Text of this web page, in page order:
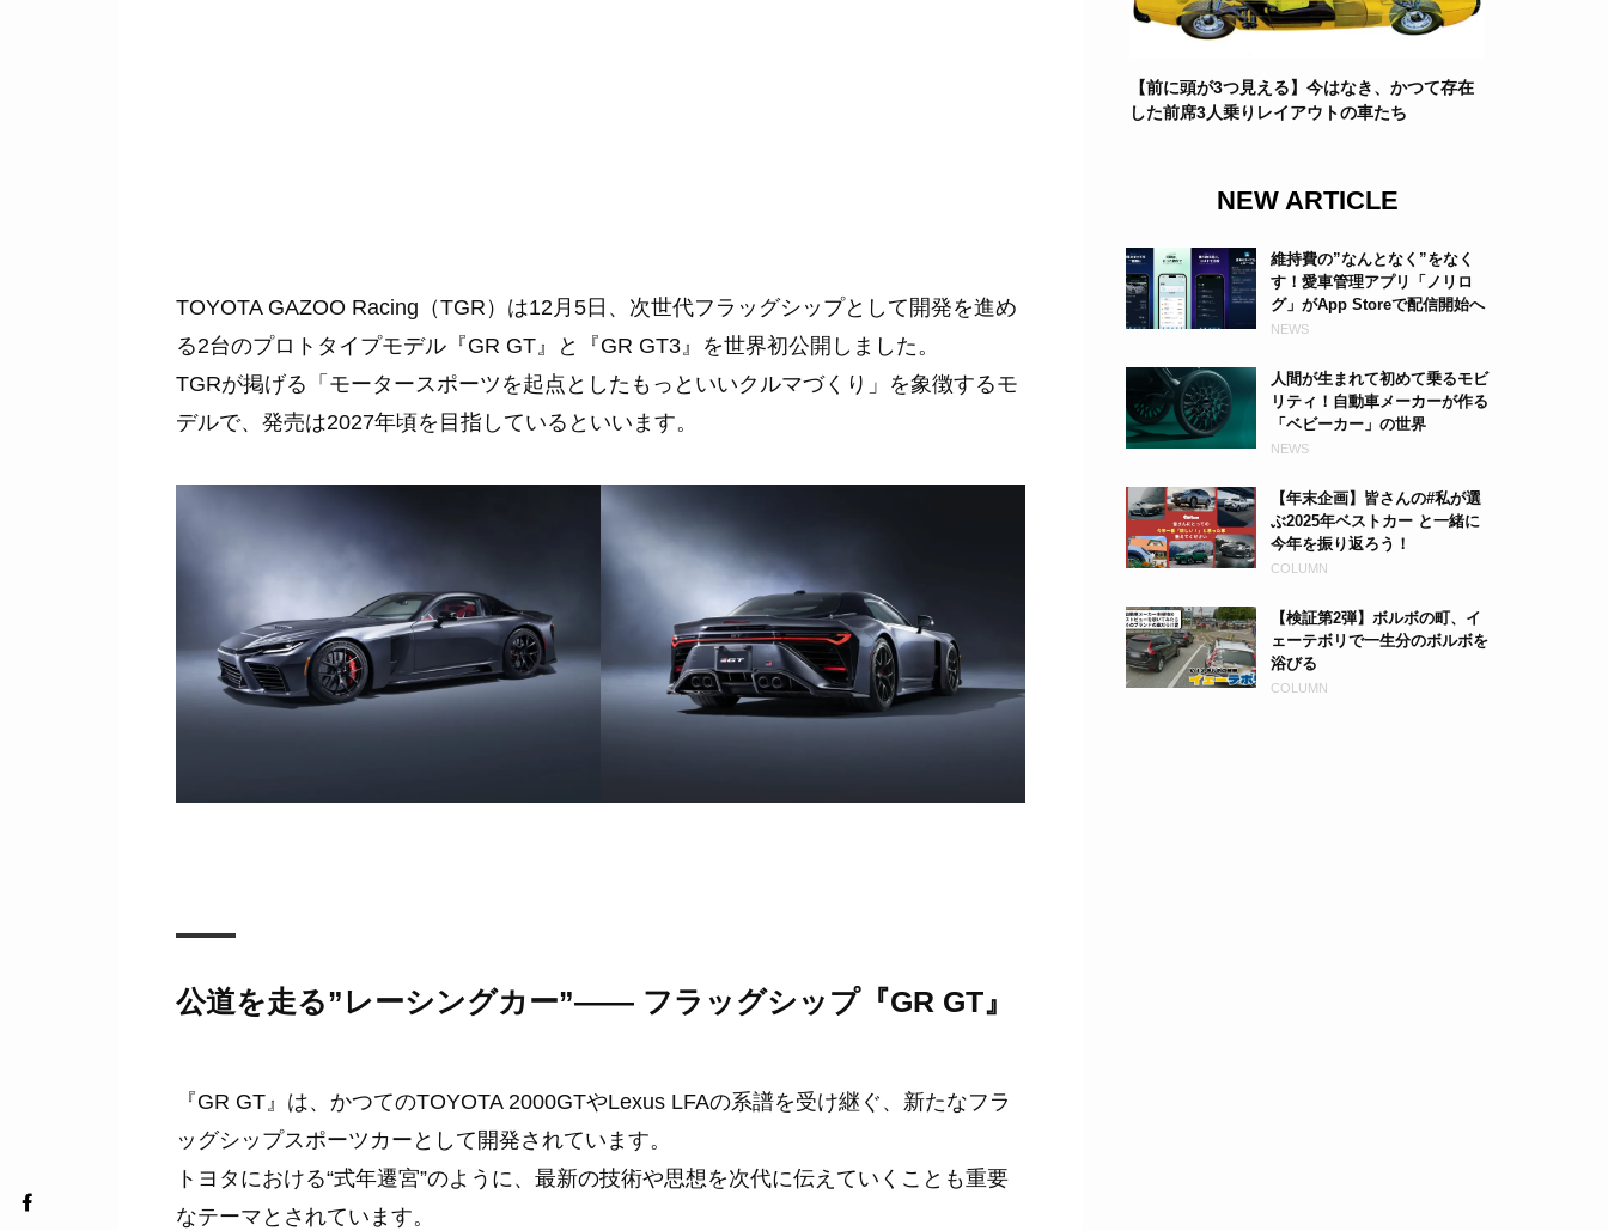
TOYOTA GAZOO Racing（TGR）は12月5日、次世代フラッグシップとして開発を進め
る2台のプロトタイプモデル『GR GT』と『GR GT3』を世界初公開しました。
TGRが掲げる「モータースポーツを起点としたもっといいクルマづくり」を象徴するモ
デルで、発売は2027年頃を目指しているといいます。
公道を走る”レーシングカー”―― フラッグシップ『GR GT』
『GR GT』は、かつてのTOYOTA 2000GTやLexus LFAの系譜を受け継ぐ、新たなフラ
ッグシップスポーツカーとして開発されています。
トヨタにおける“式年遷宮”のように、最新の技術や思想を次代に伝えていくことも重要
なテーマとされています。
【前に頭が3つ見える】今はなき、かつて存在
した前席3人乗りレイアウトの車たち
NEW ARTICLE
維持費の”なんとなく”をなく
す！愛車管理アプリ「ノリロ
グ」がApp Storeで配信開始へ
NEWS
人間が生まれて初めて乗るモビ
リティ！自動車メーカーが作る
「ベビーカー」の世界
NEWS
【年末企画】皆さんの#私が選
ぶ2025年ベストカー と一緒に
今年を振り返ろう！
COLUMN
【検証第2弾】ボルボの町、イ
ェーテボリで一生分のボルボを
浴びる
COLUMN